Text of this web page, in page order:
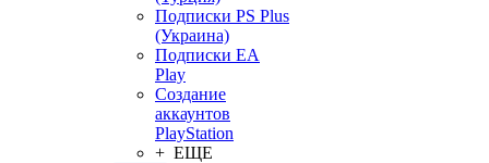
Подписки PS Plus
(Украина)
Подписки EA
Play
Создание
аккаунтов
PlayStation
+ ЕЩЕ